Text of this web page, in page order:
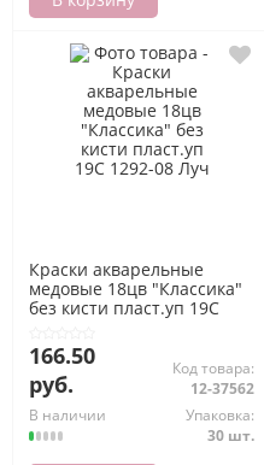
Краски акварельные
медовые 18цв "Классика"
без кисти пласт.уп 19С
166.50
руб.
Код товара:
12-37562
В наличии
Упаковка:
30 шт.